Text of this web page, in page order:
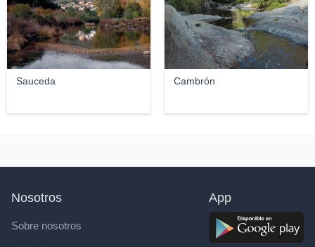
Sauceda Cambrón
Nosotros
Sobre nosotros
App